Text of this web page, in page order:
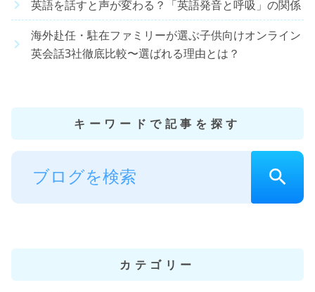
英語を話すと声が変わる？「英語発音と呼吸」の関係
海外赴任・駐在ファミリーが選ぶ子供向けオンライン
英会話3社徹底比較〜選ばれる理由とは？
キーワードで記事を探す
カテゴリー